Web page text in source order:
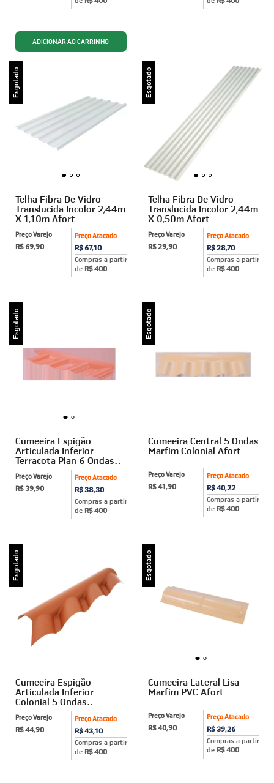
Esgotado
Telha Fibra De Vidro
Translucida Incolor 2,44m
X 1,10m Afort
Preço Atacado
R$ 67,10
Compras a partir
de R$ 400
Preço Varejo
R$ 69,90
Esgotado
Telha Fibra De Vidro
Translucida Incolor 2,44m
X 0,50m Afort
Preço Atacado
R$ 28,70
Compras a partir
de R$ 400
Preço Varejo
R$ 29,90
Esgotado
Cumeeira Espigão
Articulada Inferior
Terracota Plan 6 Ondas
Preço Atacado
R$ 38,30
Compras a partir
de R$ 400
Preço Varejo
R$ 39,90
Esgotado
Cumeeira Central 5 Ondas
Marfim Colonial Afort
Preço Atacado
R$ 40,22
Compras a partir
de R$ 400
Preço Varejo
R$ 41,90
Esgotado
Cumeeira Espigão
Articulada Inferior
Colonial 5 Ondas
Terracota Afort
Preço Atacado
R$ 43,10
Compras a partir
de R$ 400
Preço Varejo
R$ 44,90
Esgotado
Cumeeira Lateral Lisa
Marfim PVC Afort
Preço Atacado
R$ 39,26
Compras a partir
de R$ 400
Preço Varejo
R$ 40,90